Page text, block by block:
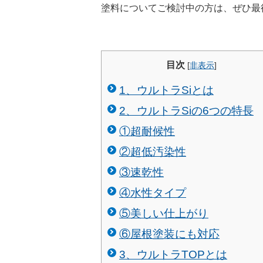
塗料についてご検討中の方は、ぜひ
目次 [非表示]
1、ウルトラSiとは
2、ウルトラSiの6つの特長
①超耐候性
②超低汚染性
③速乾性
④水性タイプ
⑤美しい仕上がり
⑥屋根塗装にも対応
3、ウルトラTOPとは